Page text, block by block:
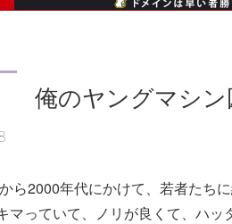
俺のヤングマシン
ら2000年代にかけて、若者たち
マっていて、ノリが良くて、ハ